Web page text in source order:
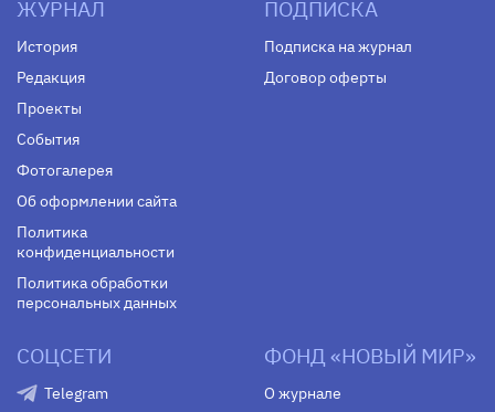
ЖУРНАЛ
История
Редакция
Проекты
События
Фотогалерея
Об оформлении сайта
Политика
конфиденциальности
Политика обработки
персональных данных
ПОДПИСКА
Подписка на журнал
Договор оферты
СОЦСЕТИ
Telegram
ФОНД «НОВЫЙ МИР»
О журнале